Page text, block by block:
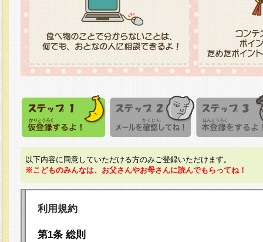
以下内容に同意していただける方のみご登録いただけます。
※こどものみんなは、お父さんやお母さんに読んでもらってね！
利用規約
第1条 総則